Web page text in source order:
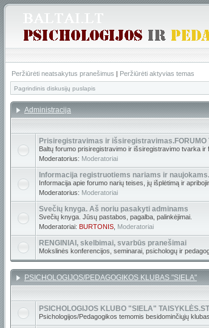
Peržiūrėti neatsakytus pranešimus | Peržiūrėti aktyvias temas
Pagrindinis diskusijų puslapis
Administracija
Prisiregistravimas ir išsiregistravimas.FORUMO
Baltų forumo prisiregistravimo ir išsiregistravimo tvarka
Moderatorius: Moderatoriai
Informacija registruotiems nariams ir
Informacija apie forumo narių teises, jų išplėtimą ir
Moderatorius: Moderatoriai
Svečių knyga. Aš noriu pasakyti adminams
Svečių knyga. Jūsų pastabos, pagalba, palinkėjimai.
Moderatoriai: BURTONIS Moderatoriai
RENGINIAI, skelbimai, svarbūs pranešimai
Mokslinės konferencijos, seminarai, psichologų ir
PSICHOLOGIJOS/PEDAGOGIKOS KLUBAS "SIELA"
PSICHOLOGIJOS KLUBO "SIELA"
Psichologijos/Pedagogikos temomis besidominčiųjų